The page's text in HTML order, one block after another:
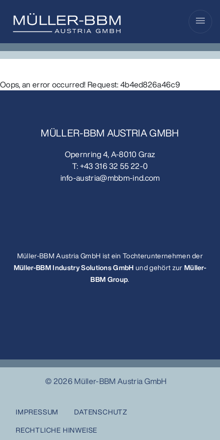
menu
Oops, an error occurred! Request: 4b4ed826a46c9
MÜLLER-BBM AUSTRIA GMBH
Opernring 4, A-8010 Graz
T:+43 316 32 55 22-0
info-austria@mbbm-ind.com
Müller-BBM Austria GmbH ist ein Tochterunternehmen der
Müller-BBM Industry Solutions GmbHund gehört zurMüller-
BBM Group.
© 2026 Müller-BBM Austria GmbH
IMPRESSUM
DATENSCHUTZ
RECHTLICHE HINWEISE